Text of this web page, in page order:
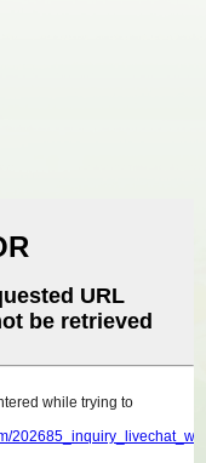
Junhao, No. 2,
District, Huizhou City